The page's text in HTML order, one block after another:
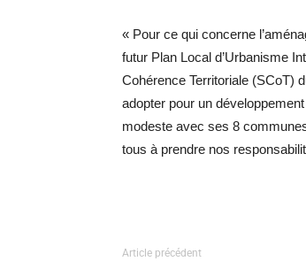
« Pour ce qui concerne
futur Plan Local d’Urbanisme
Cohérence Territoriale (SCoT)
adopter pour un
modeste avec ses 8
tous à prendre nos
Article précédent